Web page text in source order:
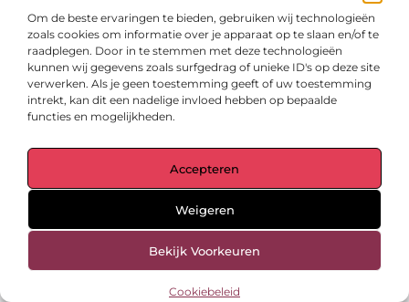
Om de beste ervaringen te bieden, gebruiken wij technologieën
zoals cookies om informatie over je apparaat op te slaan en/of te
raadplegen. Door in te stemmen met deze technologieën
kunnen wij gegevens zoals surfgedrag of unieke ID's op deze site
verwerken. Als je geen toestemming geeft of uw toestemming
intrekt, kan dit een nadelige invloed hebben op bepaalde
functies en mogelijkheden.
Accepteren
Weigeren
Bekijk Voorkeuren
Cookiebeleid
Is een verhuislift huren handig voor u?
Overweegt u een verhuislift te huren voor uw
komende verhuizing? Het is een geweldig